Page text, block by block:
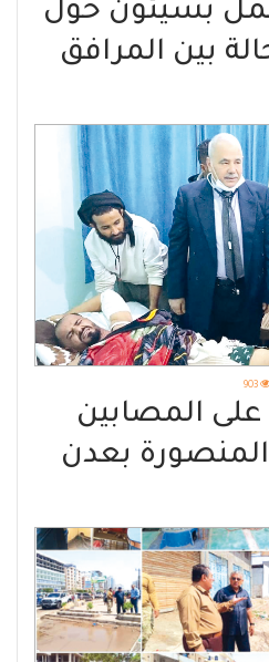
بسيئون حول
بين المرافق
903
المصابين
بعدن